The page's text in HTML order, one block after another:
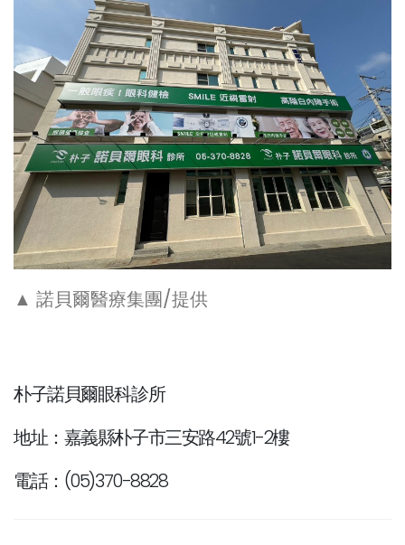
▲ 諾貝爾醫療集團/提供
朴子諾貝爾眼科診所
地址：嘉義縣朴子市三安路42號1-2樓
電話：(05)370-8828